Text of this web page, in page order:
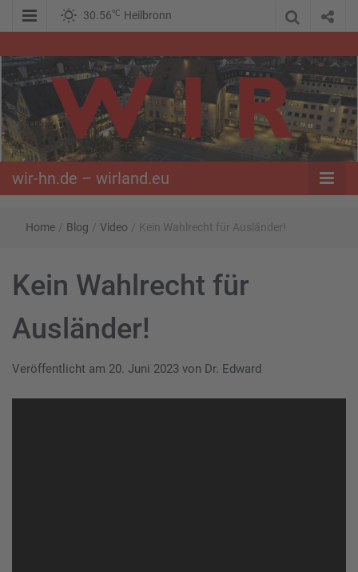
30.56℃ Heilbronn
wir-hn.de –
wirland.eu
wir-hn.de – wirland.eu
Home / Blog / Video / Kein Wahlrecht für Ausländer!
Kein Wahlrecht für
Ausländer!
Veröffentlicht am 20. Juni 2023 von Dr. Edward